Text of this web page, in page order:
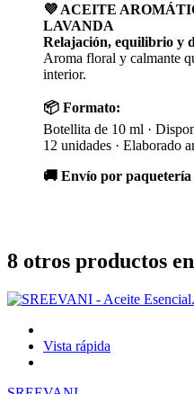
💜 ACEITE
LAVANDA
Relajación, equilibrio y
Aroma floral y calmante
interior.
📦 Formato:
Botellita de 10 ml ·
12 unidades · Elaborado
🚚 Envío por paquetería
8 otros productos
Vista rápida